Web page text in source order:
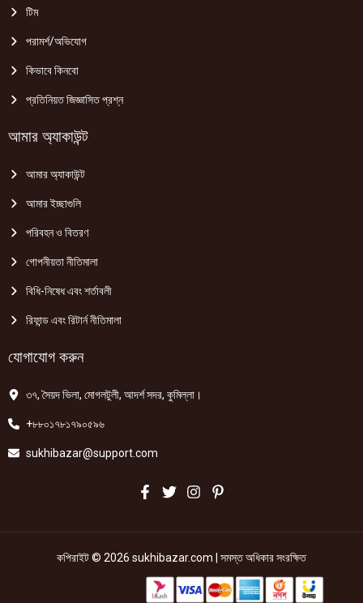
টিম
পরামর্শ/অভিযোগ
কিভাবে কিনবো
প্রতিনিয়ত জিজ্ঞাসিত প্রশ্ন
আমার অ্যাকাউন্ট
আমার অ্যাকাউন্ট
আমার ইচ্ছাগুলি
পরিবহন ও বিতরণ
গোপনীয়তা নীতিমালা
বিধি-নিষেধ এবং শর্তাবলী
রিফান্ড এবং রিটার্ন নীতিমালা
যোগাযোগ করুন
৩৭, সৈয়দ ভিলা, মোগলটুলী, আদর্শ সদর, কুমিল্লা।
+৮৮০১৭৮১৭৯০৫৯৬
sukhibazar@support.com
কপিরাইট © 2026 sukhibazar.com | সমস্ত অধিকার সংরক্ষিত